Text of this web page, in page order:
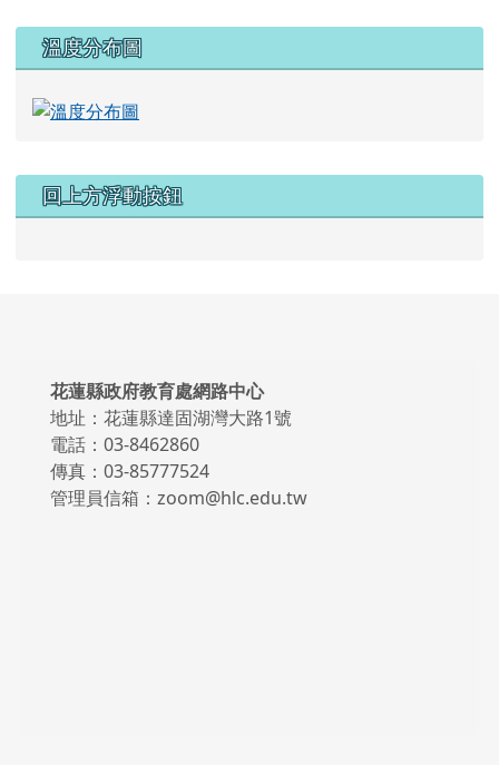
溫度分布圖
回上方浮動按鈕
頁尾區域內容
花蓮縣政府教育處網路中心
地址：花蓮縣達固湖灣大路1號
電話：03-8462860
傳真：03-85777524
管理員信箱：zoom@hlc.edu.tw